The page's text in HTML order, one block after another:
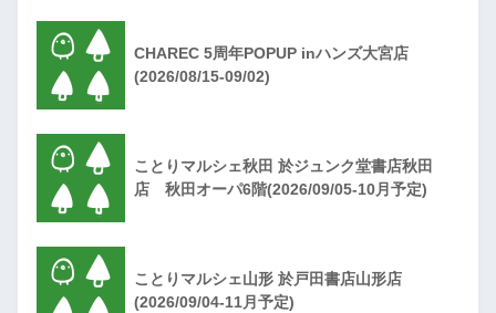
CHAREC 5周年POPUP inハンズ大宮店
(2026/08/15-09/02)
ことりマルシェ秋田 於ジュンク堂書店秋田
店 秋田オーパ6階(2026/09/05-10月予定)
ことりマルシェ山形 於戸田書店山形店
(2026/09/04-11月予定)